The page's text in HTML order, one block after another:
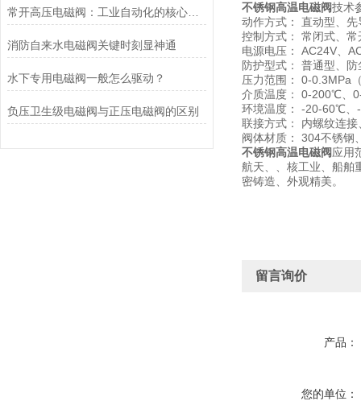
常开高压电磁阀：工业自动化的核心元件
消防自来水电磁阀关键时刻显神通
水下专用电磁阀一般怎么驱动？
负压卫生级电磁阀与正压电磁阀的区别
不锈钢高温电磁阀技术
动作方式： 直动型、
控制方式： 常闭式、
电源电压： AC24V、
防护型式： 普通型、
压力范围： 0-0.3MPa
介质温度： 0-200℃、
环境温度： -20-60℃、
联接方式： 内螺纹连
阀体材质： 304不锈钢
不锈钢高温电磁阀应用
航天、、核工业、船舶
密铸造、外观精美。
留言询价
产品：
您的单位：